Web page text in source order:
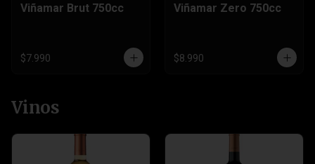
Viñamar Brut 750cc
$7.990
Viñamar Zero 750cc
$8.990
Vinos